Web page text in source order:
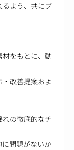
るよう、共にブ
材をもとに、動
・改善提案およ
れの徹底的なチ
に問題がないか